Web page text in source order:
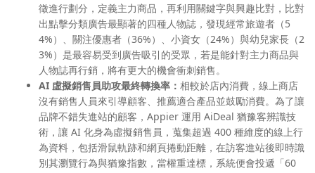
徵進行劃分，定義主力商品，再利用關鍵字與興趣比對，比對
出點擊分類廣告最顯著的四種人物誌，發現經常旅遊者（5
4%）、關注優惠者（36%）、小資女（24%）與幼兒家長（2
3%）是最容易受到廣告吸引的受眾，若是能針對主力商品與
人物誌再行銷，將有更大的機會衝刺銷售。
AI 虛擬銷售員助攻最終轉換率： 相較於店內消費，線上商店
沒有銷售人員來引導顧客、推薦適合產品並鼓勵消費。為了讓
品牌不錯失進站的顧客，Appier 運用 AiDeal 猶豫客辨識技
術，讓 AI 化身為虛擬銷售員，蒐集超過 400 種維度的線上行
為資料，包括滑鼠軌跡和網頁捲動距離，在訪客進站後即時識
別其瀏覽行為與猶豫指數，當權重達標，系統便會投遞「60